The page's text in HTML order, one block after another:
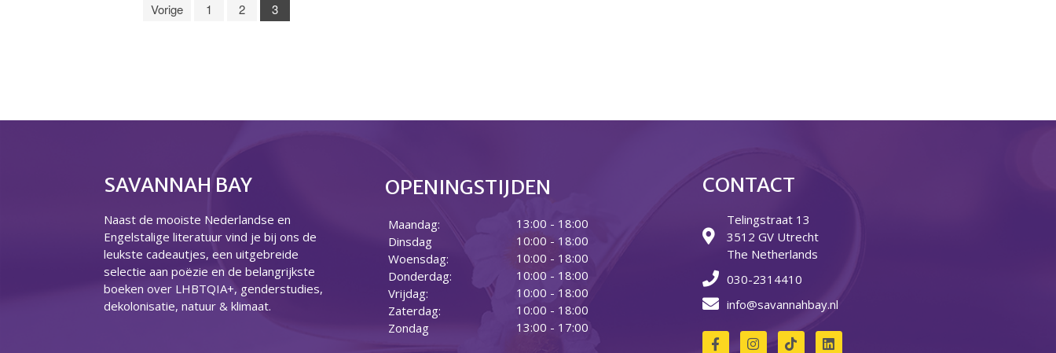
Vorige 1 2 3
SAVANNAH BAY
Naast de mooiste Nederlandse en
Engelstalige literatuur vind je bij ons de
leukste cadeautjes, een uitgebreide
selectie aan poëzie en de belangrijkste
boeken over LHBTQIA+, genderstudies,
dekolonisatie, natuur & klimaat.
OPENINGSTIJDEN
Maandag:
Dinsdag
Woensdag:
Donderdag:
Vrijdag:
Zaterdag:
Zondag
13:00 - 18:00
10:00 - 18:00
10:00 - 18:00
10:00 - 18:00
10:00 - 18:00
10:00 - 18:00
13:00 - 17:00
CONTACT
Telingstraat 13
3512 GV Utrecht
The Netherlands
030-2314410
info@savannahbay.nl